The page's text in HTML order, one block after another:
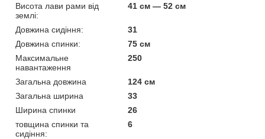
Висота лави рами від
землі:
41 см — 52 см
Довжина сидіння:
31
Довжина спинки:
75 см
Максимальне
навантаження
250
Загальна довжина
124 см
Загальна ширина
33
Ширина спинки
26
товщина спинки та
сидіння:
6